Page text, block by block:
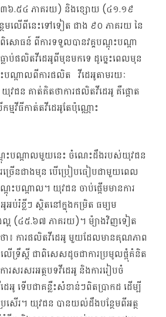
(៣៦.៥៤ ភាគរយ) និងខ្សោយ (៤១.១៩
មលើពីនេះទៅទៀត​ ជាង ៩០ ភាគរយ នៃ
សោធន៍ ពីការទទួលបានវគ្គបណ្តុះបណ្តា
ាប់ផលិតវីដេអូពីមុនមកទេ ដូច្នេះពេលមុន
បណ្តាលពីការផលិត វីដេអូតាមរយៈ
យុវជន គាត់គិតថាការផលិតវីដេអូ គឺផ្តោត
ម្មវីធីកាត់តវីដេអូតែប៉ុណ្ណោះ
ណ្តុះបណ្តាលមួយនេះ ចំណេះដឹងរបស់យុវជន
ច្រើនជាងមុន បើប្រៀបធៀបជាមួយពេល
ះបណ្តាល។ យុវជន ចាប់ផ្តើមមានការ
រំខ្លីៗ ស្ថិតនៅក្នុងកម្រិត ធម្យម
អ (៤៥.៦៧ ភាគរយ)។ ម៉្យាងវិញទៀត
៖ ការផលិតវីដេអូ មួយដែលមានគុណភាព
លើទ្រឹស្តី ជាពិសេសដូចជាការប្រមូលផ្តុំគំនិត
រសរសរអត្ថបទវីដេអូ និងការរៀបចំ
អូ ទើបជាគន្លឺះសំខាន់ៗពិតប្រាកដ ដើម្បី
សើរ។ យុវជន បានយល់ដឹងបន្ថែមពីអត្ថ